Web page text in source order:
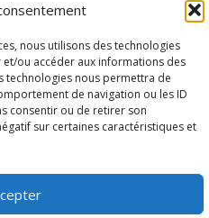
nous utilisons des technologies
ou accéder aux informations des
technologies nous permettra de
de navigation ou les ID
consentir ou de retirer son
sur certaines caractéristiques et
d’emploi (SAACE)
:quels indicateurs